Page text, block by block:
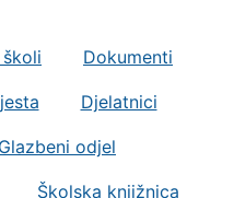
školi Dokumenti
Djelatnici
Glazbeni odjel
Školska knjižnica